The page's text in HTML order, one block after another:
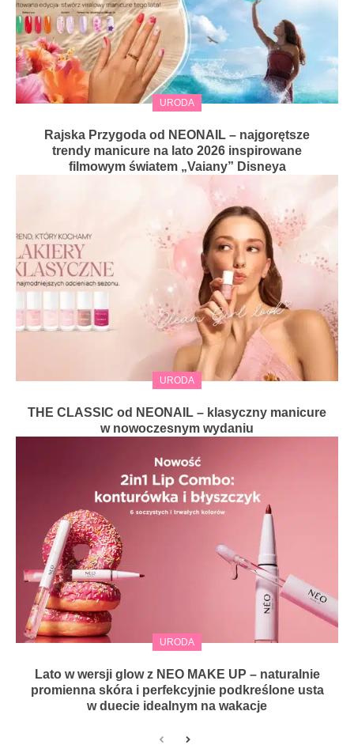
URODA
Rajska Przygoda od NEONAIL – najgorętsze
trendy manicure na lato 2026 inspirowane
filmowym światem „Vaiany” Disneya
URODA
THE CLASSIC od NEONAIL – klasyczny manicure
w nowoczesnym wydaniu
URODA
Lato w wersji glow z NEO MAKE UP – naturalnie
promienna skóra i perfekcyjnie podkreślone usta
w duecie idealnym na wakacje